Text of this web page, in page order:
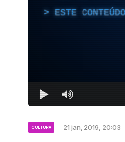
ESTE
CULTURA 21 jan, 2019, 20:03